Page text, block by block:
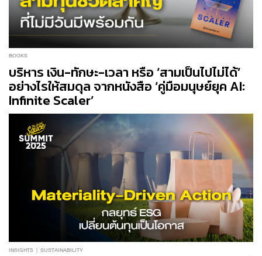
BOOKS
บริหาร เงิน-ทักษะ-เวลา หรือ ‘สามเป็นไปไม่ได้’
อย่างไรให้สมดุล จากหนังสือ ‘คู่มือมนุษย์ยุค AI:
Infinite Scaler’
INSIGHTS SUSTAINABILITY